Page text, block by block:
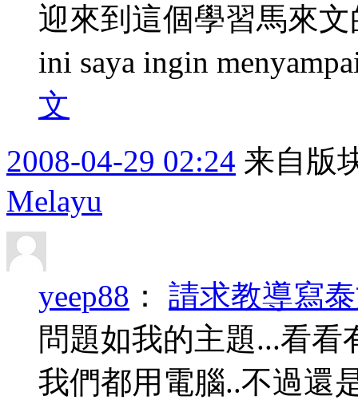
迎來到這個學習馬來
ini saya ingin
文
2008-04-29 02:24 来自版
Melayu
yeep88 ： 請求教導寫
問題如我的主題...看
我們都用電腦..不過還